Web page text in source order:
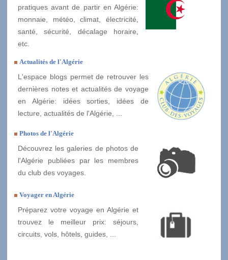
pratiques avant de partir en Algérie:
monnaie, météo, climat, électricité,
santé, sécurité, décalage horaire,
etc.
Actualités de l'Algérie
L'espace blogs permet de retrouver les
dernières notes et actualités de voyage
en Algérie: idées sorties, idées de
lecture, actualités de l'Algérie, ...
Photos de l'Algérie
Découvrez les galeries de photos de
l'Algérie publiées par les membres
du club des voyages.
Voyager en Algérie
Préparez votre voyage en Algérie et
trouvez le meilleur prix: séjours,
circuits, vols, hôtels, guides, ...